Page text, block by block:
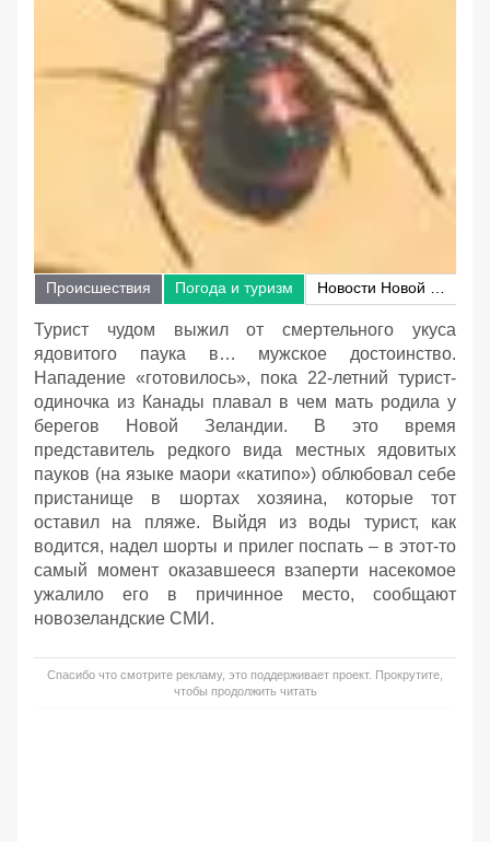
Происшествия Погода и туризм
Турист чудом выжил от смертельного укуса
ядовитого паука в… мужское достоинство.
Нападение «готовилось», пока 22-летний турист-
одиночка из Канады плавал в чем мать родила у
берегов Новой Зеландии. В это время
представитель редкого вида местных ядовитых
пауков (на языке маори «катипо») облюбовал себе
пристанище в шортах хозяина, которые тот
оставил на пляже. Выйдя из воды турист, как
водится, надел шорты и прилег поспать – в этот-то
самый момент оказавшееся взаперти насекомое
ужалило его в причинное место, сообщают
новозеландские СМИ.
Спасибо что смотрите рекламу, это поддерживает проект. Прокрутите,
чтобы продолжить читать